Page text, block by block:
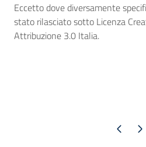
Eccetto dove diversamente
stato rilasciato sotto Licenza
Attribuzione 3.0 Italia.
Pagina precedente
Pagina